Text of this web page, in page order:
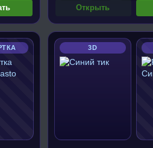
Открыть
3D